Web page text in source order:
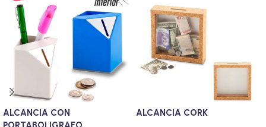
ALCANCIA CON
ALCANCIA CORK